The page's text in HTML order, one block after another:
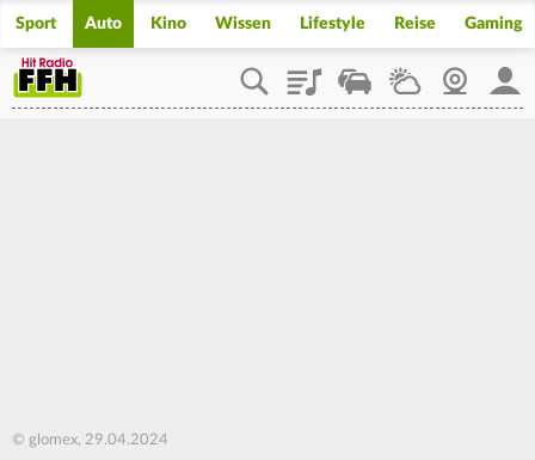
Sport Auto Kino Wissen Lifestyle Reise Gaming
PlaylistStaupilotWetterWebcam
© glomex, 29.04.2024